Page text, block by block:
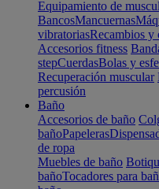
Equipamiento de
BancosMancuernas
vibratoriasRecambios y
Accesorios fitness
stepCuerdasBolas y
Recuperación muscular
percusión
Baño
Accesorios de baño
bañoPapeleras
de ropa
Muebles de baño
bañoTocadores para